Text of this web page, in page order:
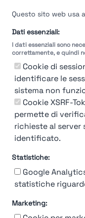
Questo sito web usa
Dati essenziali:
I dati essenziali sono
correttamente, e quindi
Cookie di
identificare le
sistema non
Cookie XSRF-
permette di
richieste al server
identificato.
Statistiche:
Google
statistiche
Marketing:
Login